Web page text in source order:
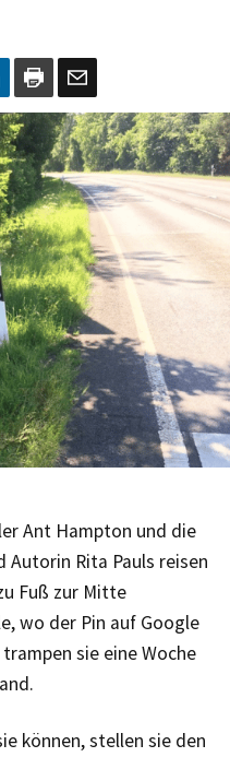
Ant Hampton und die
Autorin Rita Pauls reisen
Fuß zur Mitte
wo der Pin auf Google
sie eine Woche
können, stellen sie den